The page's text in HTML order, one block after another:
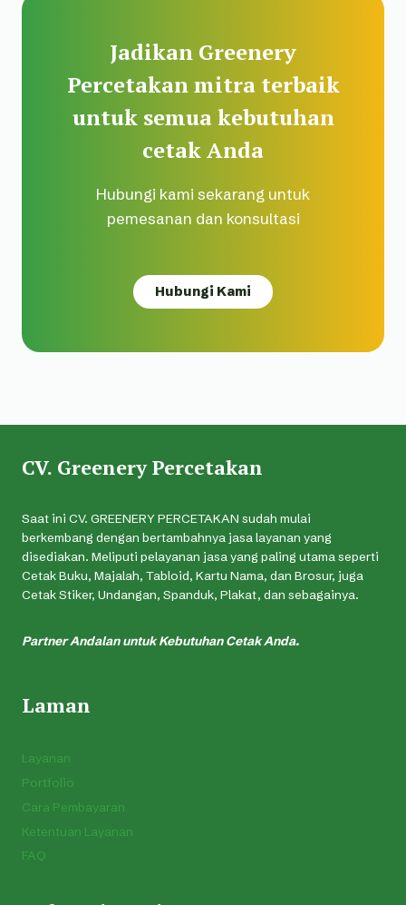
Jadikan Greenery
Percetakan mitra terbaik
untuk semua kebutuhan
cetak Anda
Hubungi kami sekarang untuk
pemesanan dan konsultasi
Hubungi Kami
CV. Greenery Percetakan
Saat ini CV. GREENERY PERCETAKAN sudah mulai
berkembang dengan bertambahnya jasa layanan yang
disediakan. Meliputi pelayanan jasa yang paling utama seperti
Cetak Buku, Majalah, Tabloid, Kartu Nama, dan Brosur, juga
Cetak Stiker, Undangan, Spanduk, Plakat, dan sebagainya.
Partner Andalan untuk Kebutuhan Cetak Anda.
Laman
Layanan
Portfolio
Cara Pembayaran
Ketentuan Layanan
FAQ